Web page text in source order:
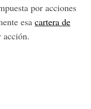
por acciones
esa cartera de
acción.